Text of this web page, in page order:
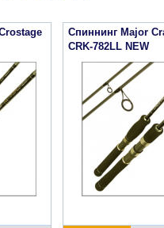
Спиннинг Major
CRK-782LL NEW